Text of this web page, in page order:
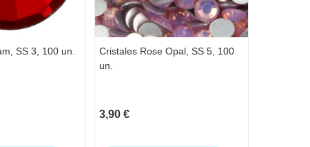
SS 3, 100 un.
Cristales Rose Opal, SS 5, 100
un.
3,90 €